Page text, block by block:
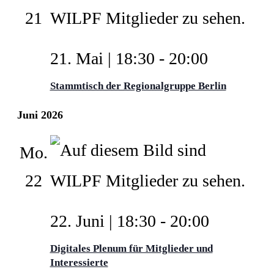
21
Stammtisch der Regionalgruppe Berlin
21. Mai | 18:30 - 20:00
Juni 2026
Mo.
22
Digitales Plenum für Mitglieder und
Interessierte
22. Juni | 18:30 - 20:00